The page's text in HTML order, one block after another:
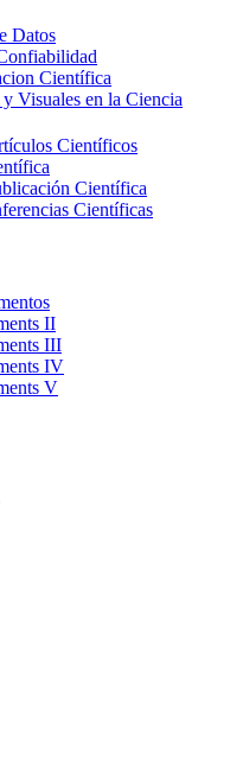
Datos
Científica
Visuales en la Ciencia
Científicos
Científica
Científicas
II
III
IV
V